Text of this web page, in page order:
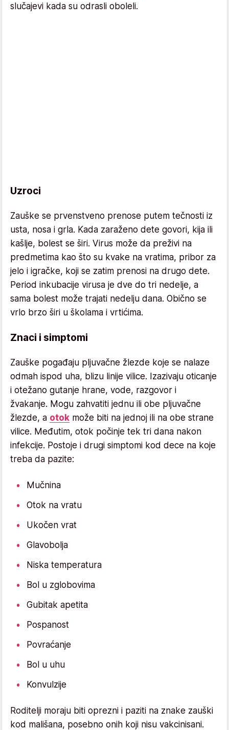
slučajevi kada su odrasli oboleli.
Uzroci
Zauške se prvenstveno prenose putem tečnosti iz
usta, nosa i grla. Kada zaraženo dete govori, kija ili
kašlje, bolest se širi. Virus može da preživi na
predmetima kao što su kvake na vratima, pribor za
jelo i igračke, koji se zatim prenosi na drugo dete.
Period inkubacije virusa je dve do tri nedelje, a
sama bolest može trajati nedelju dana. Obično se
vrlo brzo širi u školama i vrtićima.
Znaci i simptomi
Zauške pogađaju pljuvačne žlezde koje se nalaze
odmah ispod uha, blizu linije vilice. Izazivaju oticanje
i otežano gutanje hrane, vode, razgovor i
žvakanje. Mogu zahvatiti jednu ili obe pljuvačne
žlezde, a otok može biti na jednoj ili na obe strane
vilice. Međutim, otok počinje tek tri dana nakon
infekcije. Postoje i drugi simptomi kod dece na koje
treba da pazite:
Mučnina
Otok na vratu
Ukočen vrat
Glavobolja
Niska temperatura
Bol u zglobovima
Gubitak apetita
Pospanost
Povraćanje
Bol u uhu
Konvulzije
Roditelji moraju biti oprezni i paziti na znake zauški
kod mališana, posebno onih koji nisu vakcinisani.